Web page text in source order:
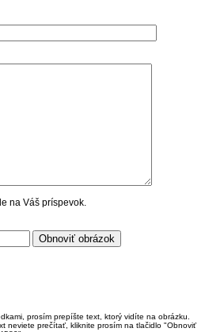
na Váš príspevok.
prosím prepíšte text, ktorý vidíte na obrázku.
neviete prečítať, kliknite prosím na tlačidlo "Obnoviť